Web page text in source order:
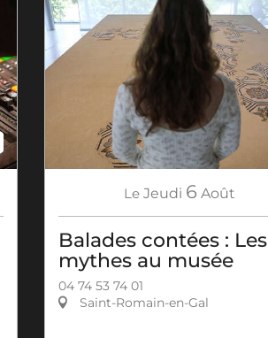
Le Jeudi 6 Août
Balades contées : Les
mythes au musée
04 74 53 74 01
Saint-Romain-en-Gal